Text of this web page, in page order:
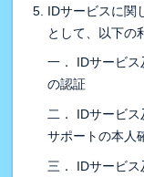
IDサービスに関
として、以下の
一． IDサービ
の認証
二． IDサービ
サポートの本人
三． IDサービ